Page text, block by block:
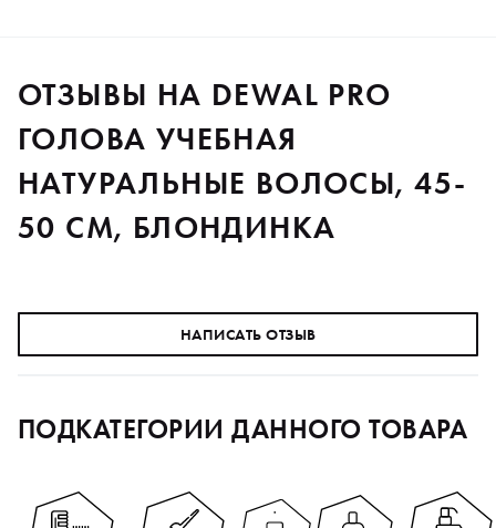
ОТЗЫВЫ НА DEWAL PRO
ГОЛОВА УЧЕБНАЯ
НАТУРАЛЬНЫЕ ВОЛОСЫ, 45-
50 СМ, БЛОНДИНКА
НАПИСАТЬ ОТЗЫВ
ПОДКАТЕГОРИИ ДАННОГО ТОВАРА